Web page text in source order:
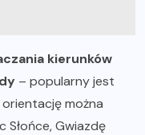
kierunków
– popularny jest
można
Słońce, Gwiazdę